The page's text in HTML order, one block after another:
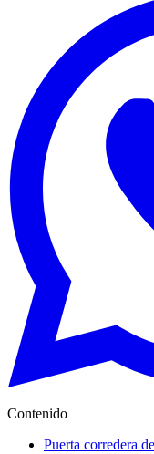
Contenido
Puerta corredera